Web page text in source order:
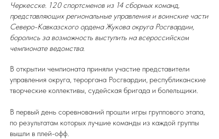
Черкесске. 120 спортсменов из 14 сборных команд,
представляющих региональные управления и воинские части
Северо-Кавказского ордена Жукова округа Росгвардии,
боролись за возможность выступить на всероссийском
чемпионате ведомства.
В открытии чемпионата приняли участие представители
управления округа, тероргана Росгвардии, республиканские
творческие коллективы, судейская бригада и болельщики.
В первый день соревнований прошли игры группового этапа,
по результатам которых лучшие команды из каждой группы
вышли в плей-офф.